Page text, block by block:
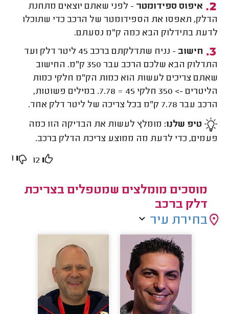
איפוס ספידומטר - לפני שאתם יוצאים מתחנת
הדלק, תאפסו את הספידומטר של הרכב כדי שתוכלו
לדעת בתידלוק הבא כמה ק"מ נסעתם.
חישוב
- נניח שתדלקתם ברכב 45 ליטר דלק ועד
התדלוק הבא שלכם הרכב עבר 350 ק"מ. החישוב
שאתם צריכים לעשות הוא כמות הק"מ חלקי כמות
הליטרים -> 350 חלקי 45 = 7.78. במילים פשוטות,
הרכב עבר 7.78 ק"מ בכל צריכה של ליטר דלק אחד.
טיפ שלנו: מומלץ לעשות את הבדיקה הזו כמה
פעמים, כדי לדעת מה ממוצע צריכת הדלק ברכב.
12
1
מוסכים מומלצים שמטפלים בצריכת
דלק ברכב
בחירת עיר